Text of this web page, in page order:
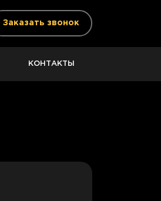
Заказать звонок
КОНТАКТЫ